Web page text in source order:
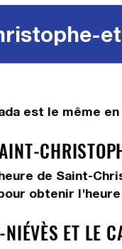
est le même
de Saint-
obtenir l'heure
ET LE